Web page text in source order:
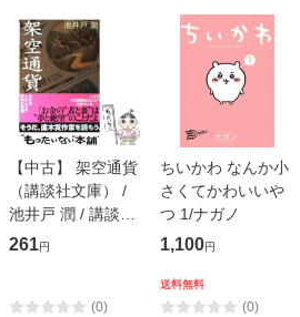
【中古】 架空通貨
（講談社文庫） /
池井戸 潤 / 講談社
[文庫]【メール便送
261円
(0)
ちいかわ なんか小
さくてかわいいや
つ 1/ナガノ
1,100円
送料無料
(0)